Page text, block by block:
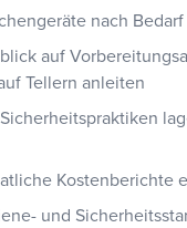
nach
auf
Tellern anleiten
Kostenberichte
und